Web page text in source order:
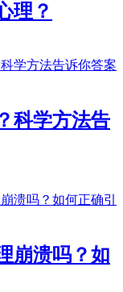
理？
科学方法告
崩溃吗？如